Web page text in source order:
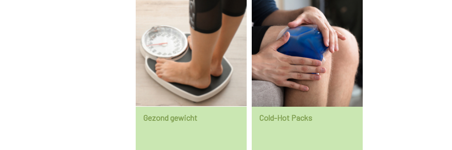
kan de pijn verlicht worden. Beweging is ook
gewrichten worden zo minder snel stijf en de
Gezond gewicht Cold-Hot Packs